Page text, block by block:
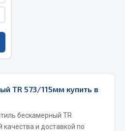
TR 573/115мм купить в
бескамерный TR
и доставкой по